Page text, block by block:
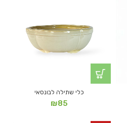
כלי שתילה לבונסאי
₪85